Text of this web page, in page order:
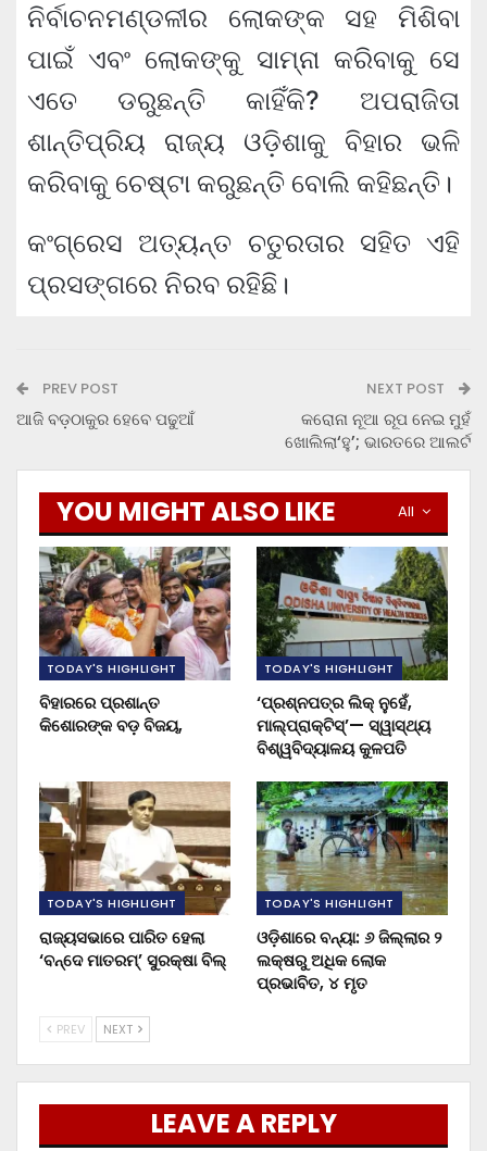
ନିର୍ବାଚନମଣ୍ଡଳୀର ଲୋକଙ୍କ ସହ ମିଶିବା
ପାଇଁ ଏବଂ ଲୋକଙ୍କୁ ସାମ୍ନା କରିବାକୁ ସେ
ଏତେ ଡରୁଛନ୍ତି କାହିଁକି? ଅପରାଜିତା
ଶାନ୍ତିପ୍ରିୟ ରାଜ୍ୟ ଓଡ଼ିଶାକୁ ବିହାର ଭଳି
କରିବାକୁ ଚେଷ୍ଟା କରୁଛନ୍ତି ବୋଲି କହିଛନ୍ତି।
କଂଗ୍ରେସ ଅତ୍ୟନ୍ତ ଚତୁରତାର ସହିତ ଏହି
ପ୍ରସଙ୍ଗରେ ନିରବ ରହିଛି।
PREV POST
ଆଜି ବଡ଼ଠାକୁର ହେବେ ପଢୁଆଁ
NEXT POST
କରୋନା ନୂଆ ରୂପ ନେଇ ମୁହଁ
ଖୋଲିଲା‘ହୁ’; ଭାରତରେ ଆଲର୍ଟ
All
YOU MIGHT ALSO LIKE
TODAY'S HIGHLIGHT
ବିହାରରେ ପ୍ରଶାନ୍ତ
କିଶୋରଙ୍କ ବଡ଼ ବିଜୟ,
TODAY'S HIGHLIGHT
‘ପ୍ରଶ୍ନପତ୍ର ଲିକ୍ ନୁହେଁ,
ମାଲ୍‌ପ୍ରାକ୍ଟିସ୍’— ସ୍ୱାସ୍ଥ୍ୟ
ବିଶ୍ୱବିଦ୍ୟାଳୟ କୁଳପତି
TODAY'S HIGHLIGHT
ରାଜ୍ୟସଭାରେ ପାରିତ ହେଲା
‘ବନ୍ଦେ ମାତରମ୍’ ସୁରକ୍ଷା ବିଲ୍
TODAY'S HIGHLIGHT
ଓଡ଼ିଶାରେ ବନ୍ୟା: ୬ ଜିଲ୍ଲାର ୨
ଲକ୍ଷରୁ ଅଧିକ ଲୋକ
ପ୍ରଭାବିତ, ୪ ମୃତ
PREV NEXT
LEAVE A REPLY